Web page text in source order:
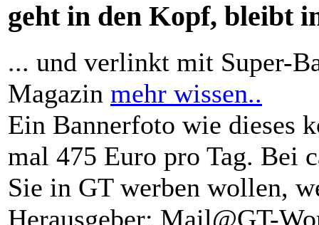
geht in den Kopf, bleibt
... und verlinkt mit Super-
Magazin mehr wissen..
Ein Bannerfoto wie dieses
mal 475 Euro pro Tag. Bei
Sie in GT werben wollen,
Herausgeber: Mail@GT-